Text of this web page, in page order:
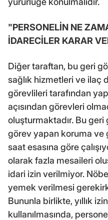
"PERSONELİN NE
İDARECİLER KARAR
Diğer taraftan, bu geri
sağlık hizmetleri ve ilaç
görevlileri tarafından
açısından görevleri
oluşturmaktadır. Bu
görev yapan koruma ve
saat esasına göre
olarak fazla mesaileri
idari izin verilmiyor.
yemek verilmesi
Bununla birlikte, yıllık
kullanılmasında,